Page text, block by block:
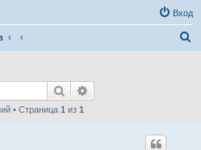
Вход
Поиск
• Страница 1 из 1